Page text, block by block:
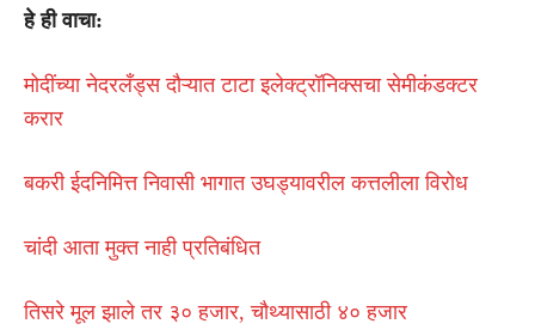
हे ही वाचा:
मोदींच्या नेदरलँड्स दौऱ्यात टाटा इलेक्ट्रॉनिक्सचा सेमीकंडक्टर
करार
बकरी ईदनिमित्त निवासी भागात उघड्यावरील कत्तलीला विरोध
चांदी आता मुक्त नाही प्रतिबंधित
तिसरे मूल झाले तर ३० हजार, चौथ्यासाठी ४० हजार